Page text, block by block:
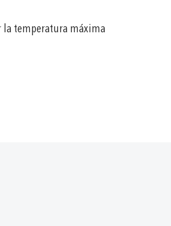
la temperatura máxima